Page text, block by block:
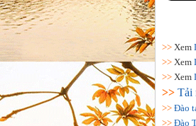
>> Xem
>> Xem
>> Xem
>> Tải
>> Đào
>> Đào